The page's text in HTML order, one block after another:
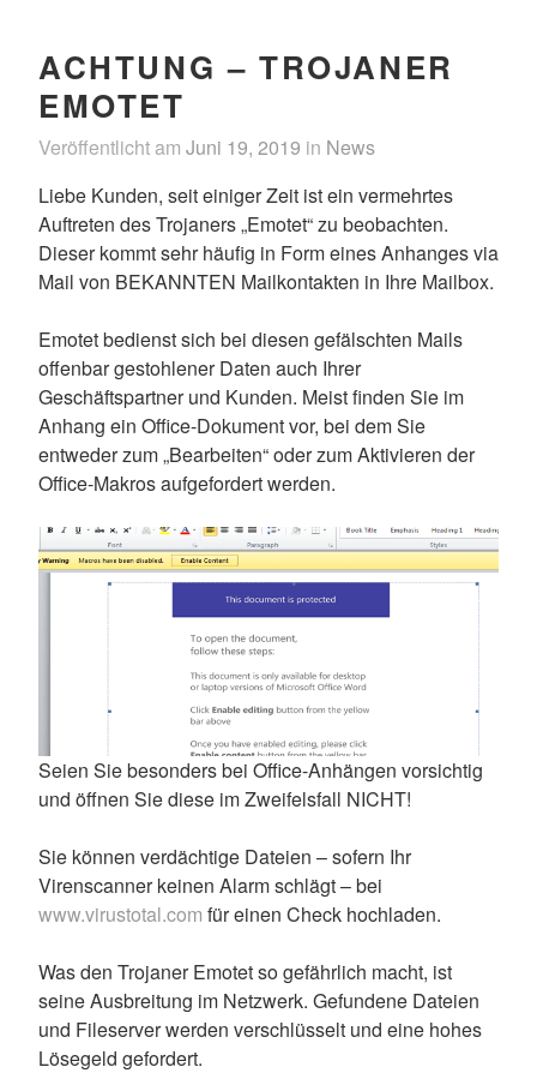
ACHTUNG – TROJANER
EMOTET
Veröffentlicht am Juni 19, 2019 in News
Liebe Kunden, seit einiger Zeit ist ein vermehrtes
Auftreten des Trojaners „Emotet“ zu beobachten.
Dieser kommt sehr häufig in Form eines Anhanges via
Mail von BEKANNTEN Mailkontakten in Ihre Mailbox.
Emotet bedienst sich bei diesen gefälschten Mails
offenbar gestohlener Daten auch Ihrer
Geschäftspartner und Kunden. Meist finden Sie im
Anhang ein Office-Dokument vor, bei dem Sie
entweder zum „Bearbeiten“ oder zum Aktivieren der
Office-Makros aufgefordert werden.
Seien Sie besonders bei Office-Anhängen vorsichtig
und öffnen Sie diese im Zweifelsfall NICHT!
Sie können verdächtige Dateien – sofern Ihr
Virenscanner keinen Alarm schlägt – bei
www.virustotal.com für einen Check hochladen.
Was den Trojaner Emotet so gefährlich macht, ist
seine Ausbreitung im Netzwerk. Gefundene Dateien
und Fileserver werden verschlüsselt und eine hohes
Lösegeld gefordert.